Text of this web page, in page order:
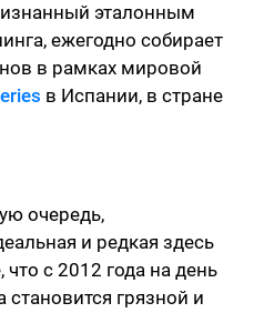
эталонным
ежегодно собирает
в рамках мировой
в Испании, в стране
очередь,
и редкая здесь
с 2012 года на день
становится грязной и